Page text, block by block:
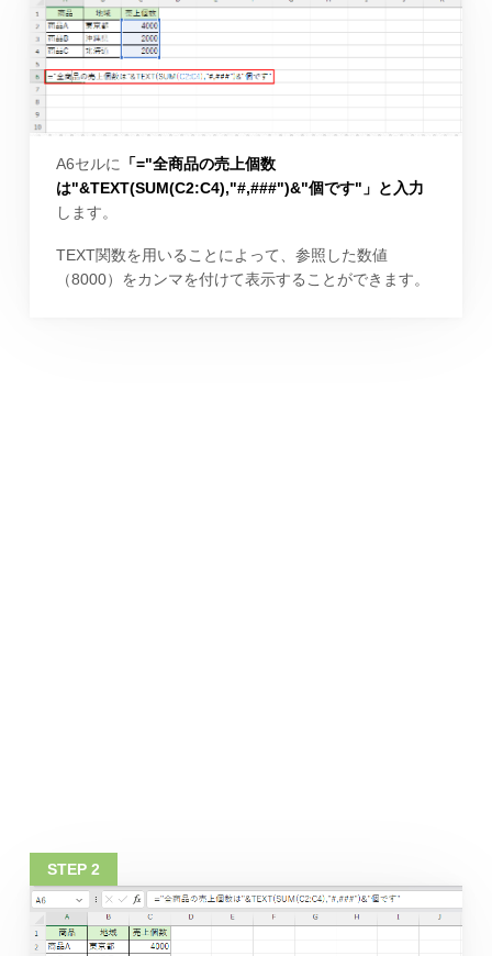
A6セルに 「="全商品の売上個数
は"&TEXT(SUM(C2:C4),"#,###")&"個です"」と入力
します。
TEXT関数を用いることによって、参照した数値
（8000）をカンマを付けて表示することができます。